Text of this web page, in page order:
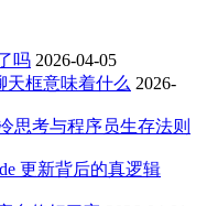
吗 2026-04-05
天框意味着什么 2026-
思考与程序员生存法则
更新背后的真逻辑